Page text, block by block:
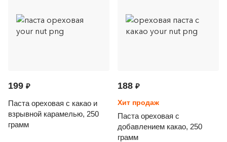
199 ₽
Паста ореховая с какао и
взрывной карамелью, 250
грамм
188 ₽
Хит продаж
Паста ореховая с
добавлением какао, 250
грамм